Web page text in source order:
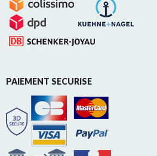
PAIEMENT SECURISE